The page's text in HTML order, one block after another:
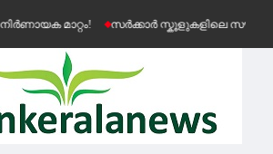
മാറ്റം! സർക്കാർ സ്കൂളുകളിലെ സൗജന്യ കെ-